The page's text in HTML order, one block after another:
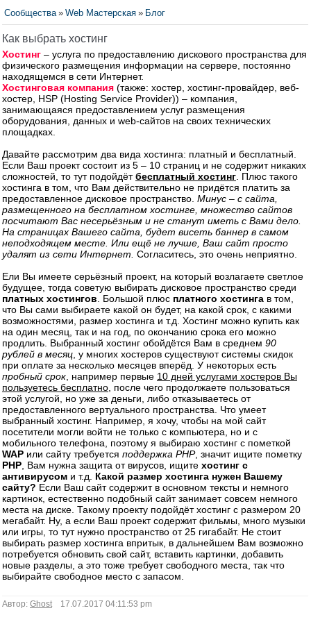
Сообщества » Web Мастерская » Блог
Как выбрать хостинг
Хостинг – услуга по предоставлению дискового пространства для
физического размещения информации на сервере, постоянно
находящемся в сети Интернет.
Хостинговая компания (также: хостер, хостинг-провайдер, веб-
хостер, HSP (Hosting Service Provider)) – компания,
занимающаяся предоставлением услуг размещения
оборудования, данных и web-сайтов на своих технических
площадках.
Давайте рассмотрим два вида хостинга: платный и бесплатный.
Если Ваш проект состоит из 5 – 10 страниц и не содержит никаких
сложностей, то тут подойдётбесплатный хостинг . Плюс такого
хостинга в том, что Вам действительно не придётся платить за
предоставленное дисковое пространство. Минус – с сайта,
размещенного на бесплатном хостинге, множество сайтов
посчитают Вас несерьёзным и не станут иметь с Вами дело.
На страницах Вашего сайта, будет висеть баннер в самом
неподходящем месте. Или ещё не лучше, Ваш сайт просто
удалят из сети Интернет. Согласитесь, это очень неприятно.
Ели Вы имеете серьёзный проект, на который возлагаете светлое
будущее, тогда советую выбирать дисковое пространство среди
платных хостингов . Большой плюс платного хостинга в том,
что Вы сами выбираете какой он будет, на какой срок, с какими
возможностями, размер хостинга и т.д. Хостинг можно купить как
на один месяц, так и на год, по окончанию срока его можно
продлить. Выбранный хостинг обойдётся Вам в среднем 90
рублей в месяц , у многих хостеров существуют системы скидок
при оплате за несколько месяцев вперёд. У некоторых есть
пробный срок , например первые 10 дней услугами хостеров Вы
пользуетесь бесплатно , после чего продолжаете пользоваться
этой услугой, но уже за деньги, либо отказываетесь от
предоставленного вертуального пространства. Что умеет
выбранный хостинг. Например, я хочу, чтобы на мой сайт
посетители могли войти не только с компьютера, но и с
мобильного телефона, поэтому я выбираю хостинг с пометкой
WAP или сайту требуется поддержка PHP, значит ищите пометку
PHP , Вам нужна защита от вирусов, ищите хостинг с
антивирусом и т.д. Какой размер хостинга нужен Вашему
сайту? Если Ваш сайт содержит в основном тексты и немного
картинок, естественно подобный сайт занимает совсем немного
места на диске. Такому проекту подойдёт хостинг с размером 20
мегабайт. Ну, а если Ваш проект содержит фильмы, много музыки
или игры, то тут нужно пространство от 25 гигабайт. Не стоит
выбирать размер хостинга впритык, в дальнейшем Вам возможно
потребуется обновить свой сайт, вставить картинки, добавить
новые разделы, а это тоже требует свободного места, так что
выбирайте свободное место с запасом.
Автор: Ghost17.07.2017 04:11:53 pm